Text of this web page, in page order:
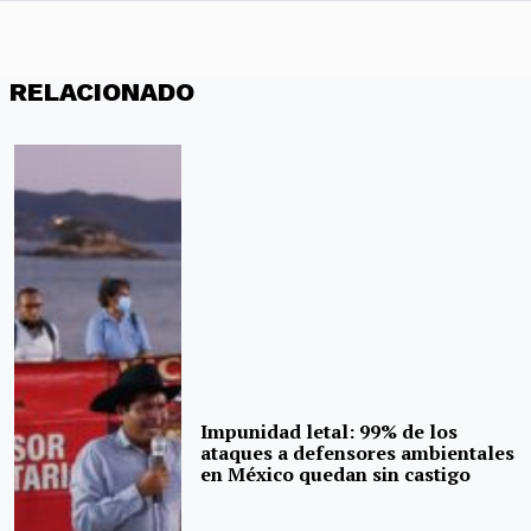
RELACIONADO
Impunidad letal: 99% de los
ataques a defensores ambientales
en México quedan sin castigo